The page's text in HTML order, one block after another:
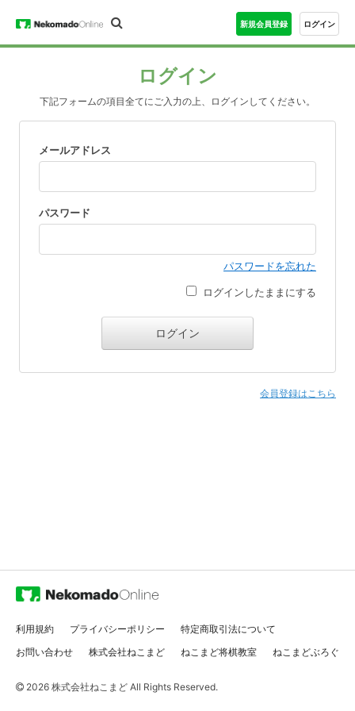
新規会員登録 ログイン
ログイン
下記フォームの項目全てにご入力の上、ログインしてください。
メールアドレス
パスワード
パスワードを忘れた
ログインしたままにする
会員登録はこちら
利用規約 プライバシーポリシー
特定商取引法について
お問い合わせ
株式会社ねこまど ねこまど将棋教室 ねこまどぶろぐ
2026 株式会社ねこまど All Rights Reserved.